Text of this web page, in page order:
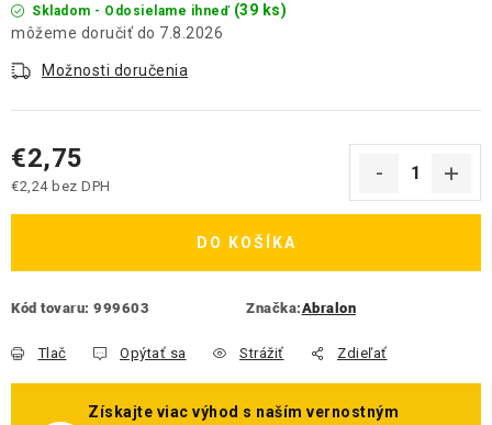
Skladom - Odosielame ihneď (39 ks)
7.8.2026
Možnosti doručenia
€2,75
€2,24 bez DPH
DO KOŠÍKA
Kód tovaru: 999603 Značka:Abralon
Tlač Opýtať sa Strážiť Zdieľať
Získajte viac výhod s naším vernostným